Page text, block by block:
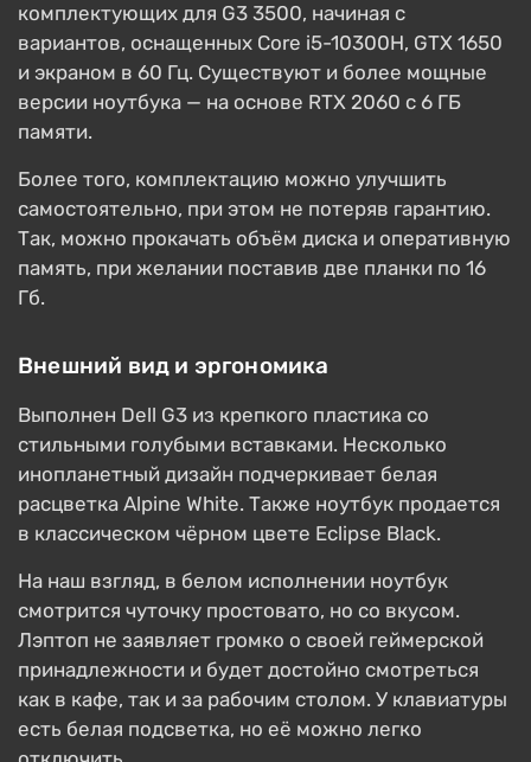
комплектующих для G3 3500, начиная с
вариантов, оснащенных Core i5-10300H, GTX 1650
и экраном в 60 Гц. Существуют и более мощные
версии ноутбука — на основе RTX 2060 с 6 ГБ
памяти.
Более того, комплектацию можно улучшить
самостоятельно, при этом не потеряв гарантию.
Так, можно прокачать объём диска и оперативную
память, при желании поставив две планки по 16
Гб.
Внешний вид и эргономика
Выполнен Dell G3 из крепкого пластика со
стильными голубыми вставками. Несколько
инопланетный дизайн подчеркивает белая
расцветка Alpine White. Также ноутбук продается
в классическом чёрном цвете Eclipse Black.
На наш взгляд, в белом исполнении ноутбук
смотрится чуточку простовато, но со вкусом.
Лэптоп не заявляет громко о своей геймерской
принадлежности и будет достойно смотреться
как в кафе, так и за рабочим столом. У клавиатуры
есть белая подсветка, но её можно легко